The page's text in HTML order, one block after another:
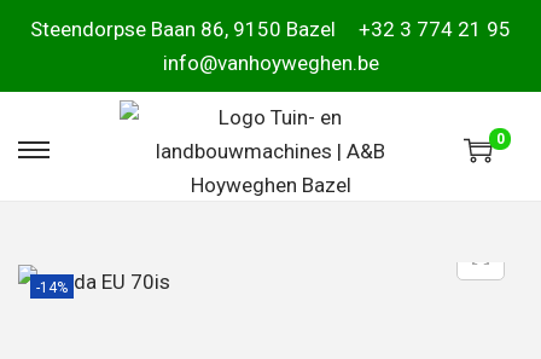
Steendorpse Baan 86, 9150 Bazel
+32 3 774 21 95
info@vanhoyweghen.be
0
-14%